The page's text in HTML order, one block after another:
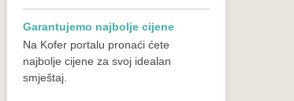
Garantujemo najbolje cijene
Na Kofer portalu pronaći ćete
najbolje cijene za svoj idealan
smještaj.